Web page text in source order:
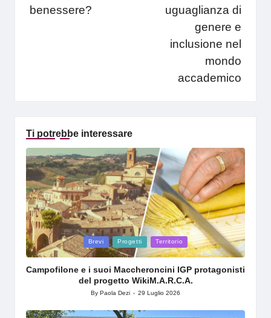
benessere?
uguaglianza di
genere e
inclusione nel
mondo
accademico
Ti potrebbe interessare
Posted
in
Brevi Progetti Territorio
Campofilone e i suoi Maccheroncini IGP protagonisti
del progetto WikiM.A.R.C.A.
Posted
ByPaola Dezi 29 Luglio 2026